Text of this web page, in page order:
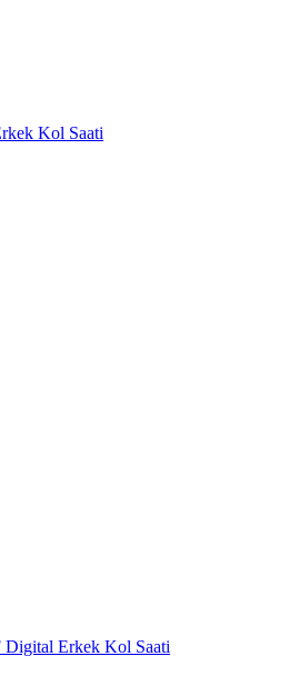
Kol Saati
Erkek Kol Saati